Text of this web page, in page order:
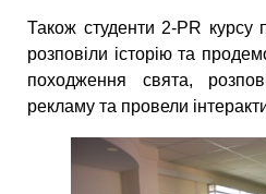
Також студенти 2-PR курсу
розповіли історію та
походження свята,
рекламу та провели